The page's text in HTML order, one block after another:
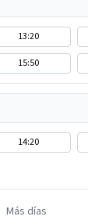
13:20
15:50
14:20
Más días